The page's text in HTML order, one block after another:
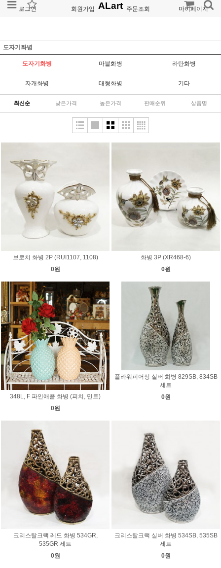
로그인 회원가입 주문조회 마이페이지
ALart
도자기화병
도자기화병 마블화병 라탄화병
자개화병 대형화병 기타
최신순 낮은가격 높은가격 판매순위 상품명
브로치 화병 2P (RUI1107, 1108)
0원
화병 3P (XR468-6)
0원
348L, F 파인애플 화병 (피치, 민트)
0원
플라워피어싱 실버 화병 829SB, 834SB
세트
0원
크리스탈크랙 레드 화병 534GR,
535GR 세트
0원
크리스탈크랙 실버 화병 534SB, 535SB
세트
0원